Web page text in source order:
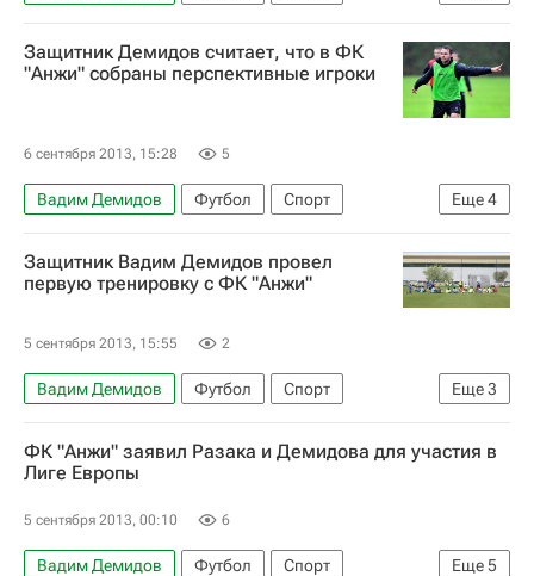
Мультимедийный спортивный пакет
Зимнее трансферное окно в РФПЛ
Анжи
Защитник Демидов считает, что в ФК
"Анжи" собраны перспективные игроки
6 сентября 2013, 15:28 5
Еще4
Вадим Демидов Футбол
Спорт
Мультимедийный спортивный пакет
Лига Европы УЕФА 2026-2027
Анжи
Защитник Вадим Демидов провел
первую тренировку с ФК "Анжи"
5 сентября 2013, 15:55 2
Еще3
Вадим Демидов Футбол
Спорт
Мультимедийный спортивный пакет
РПЛ 2026-2027 (Чемпионат России по футболу)
ФК "Анжи" заявил Разака и Демидова для участия в
Лиге Европы
5 сентября 2013, 00:10 6
Еще5
Вадим Демидов Футбол
Спорт